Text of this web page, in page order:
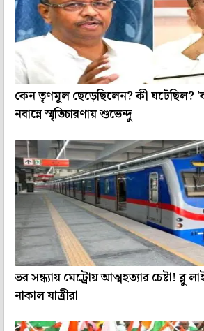
কেন তৃণমূল ছেড়েছিলেন? কী ঘটেছিল?
নবান্নে স্মৃতিচারণায় শুভেন্দু
ভর সন্ধ্যায় মেট্রোয় আত্মহত্যার চেষ্টা! ব্লু
নাকাল যাত্রীরা